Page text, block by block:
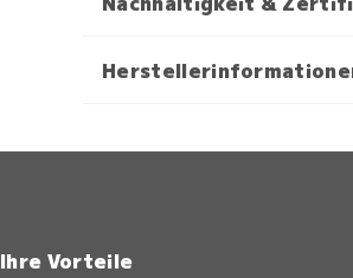
Ihre Vorteile